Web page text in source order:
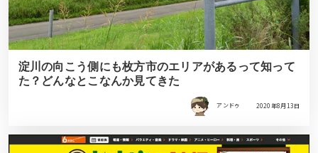
淀川の向こう側にも枚方市のエリアがあるって知って
た？どんなとこなんか見てきた
アンドゥ 2020年8月13日